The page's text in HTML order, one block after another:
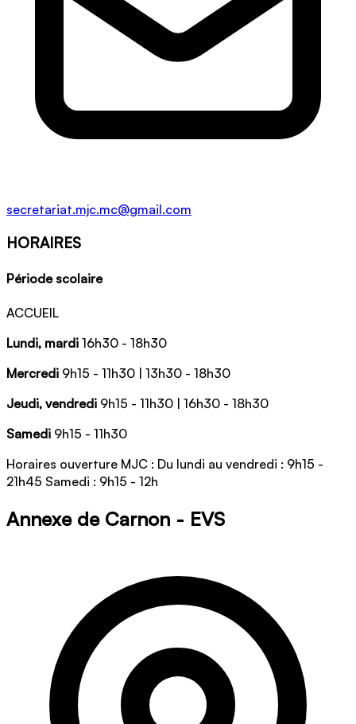
secretariat.mjc.mc@gmail.com
HORAIRES
Période scolaire
ACCUEIL
Lundi, mardi 16h30 - 18h30
Mercredi 9h15 - 11h30 | 13h30 - 18h30
Jeudi, vendredi 9h15 - 11h30 | 16h30 - 18h30
Samedi 9h15 - 11h30
Horaires ouverture MJC : Du lundi au vendredi : 9h15 -
21h45 Samedi : 9h15 - 12h
Annexe de Carnon - EVS